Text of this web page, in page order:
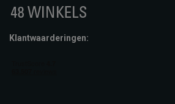
Klantwaarderingen: